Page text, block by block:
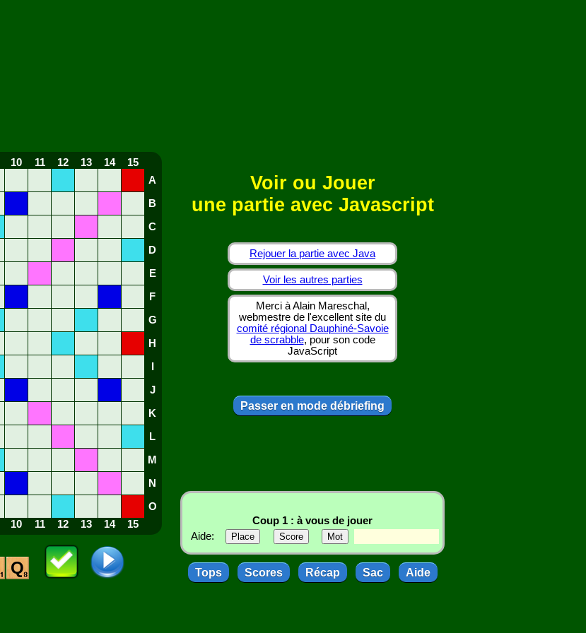
10 11 12 13 14
15
A
B
C
D
E
F
G
H
J
K
L
M
N
O
10 11 12 13 14 15
Q
Voir ou Jouer
une partie avec Javascript
Rejouer la partie avec Java
Voir les autres parties
Merci à Alain Mareschal,
webmestre de l'excellent site du
comité régional Dauphiné-Savoie
de scrabble, pour son code
JavaScript
Passer en mode débriefing
Coup 1 : à vous de jouer
Aide:
Tops Scores Récap Sac Aide